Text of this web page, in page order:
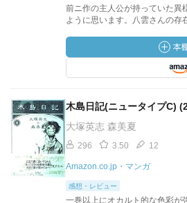
前ニ作の主人公が持っていた異
ように思います。八雲さんの存
木島日記(ニュータイプC)
大塚英志 森美夏
296 3.50 12
Amazon.co.jp・マンガ
感想・レビュー
一巻以上にオカルト的な色彩が